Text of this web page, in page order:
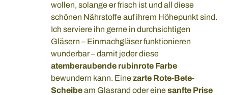
wollen, solange er frisch ist und all diese
schönen Nährstoffe auf ihrem Höhepunkt sind.
Ich serviere ihn gerne in durchsichtigen
Gläsern – Einmachgläser funktionieren
wunderbar – damit jeder diese
atemberaubende rubinrote Farbe
bewundern kann. Einezarte Rote-Bete-
Scheibeam Glasrand oder einesanfte Prise